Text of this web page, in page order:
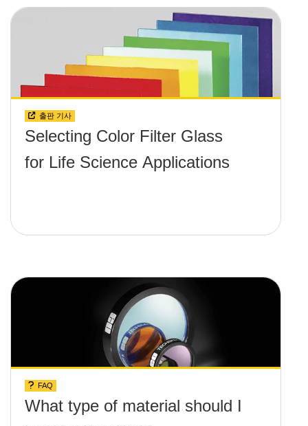
출판 기사
Selecting Color Filter Glass
for Life Science Applications
FAQ
What type of material should I